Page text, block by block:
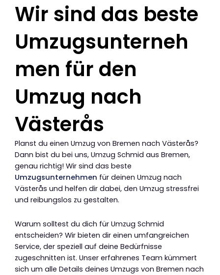
Wir sind das beste
Umzugsunterneh
men für den
Umzug nach
Västerås
Planst du einen Umzug von Bremen nach Västerås?
Dann bist du bei uns, Umzug Schmid aus Bremen,
genau richtig! Wir sind das beste
Umzugsunternehmen für deinen Umzug nach
Västerås und helfen dir dabei, den Umzug stressfrei
und reibungslos zu gestalten.
Warum solltest du dich für Umzug Schmid
entscheiden? Wir bieten dir einen umfangreichen
Service, der speziell auf deine Bedürfnisse
zugeschnitten ist. Unser erfahrenes Team kümmert
sich um alle Details deines Umzugs von Bremen nach